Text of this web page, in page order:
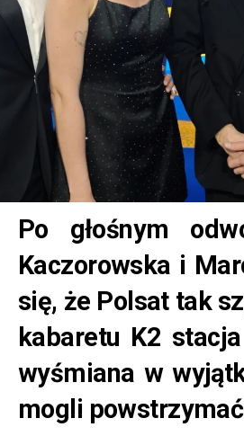
Po głośnym
Kaczorowska i
się, że Polsat tak
kabaretu K2
wyśmiana w
mogli